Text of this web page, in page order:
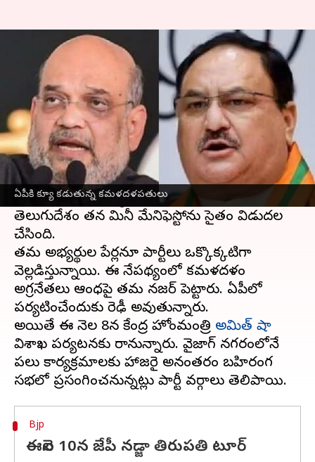
ఏపీకి క్యూ కడుతున్న కమళదళపతులు
ఏపీకి భాజపా అగ్రనేతల క్యూ..
ఆంధ్రలో పొలిటికల్ హీట్ షురూ
వ్రాసిన వారు TEJAVYAS BESTHA Jun 02, 2023 06:28 pm
ఈ వార్తాకథనం ఏంటి
ఆంధ్రప్రదేశ్లో సాధారణ ఎలక్షన్లకు కావాల్సినంత
సమయం ఉంది. అయినా రాష్ట్రంలో ఎన్నికల
సందడిషురూ అయ్యింది. ఇప్పటికే ప్రధాన ప్రతిపక్షం
తెలుగుదేశం తన మినీ మేనిఫెస్టోను సైతం విడుదల
చేసింది.
తమ అభ్యర్థుల పేర్లనూ పార్టీలు ఒక్కొక్కటిగా
వెల్లడిస్తున్నాయి. ఈ నేపథ్యంలో కమళదళం
అగ్రనేతలు ఆంధ్రపై తమ నజర్ పెట్టారు. ఏపీలో
పర్యటించేందుకు రెఢీ అవుతున్నారు.
అయితే ఈ నెల 8న కేంద్ర హోంమంత్రి అమిత్ షా
విశాఖ పర్యటనకు రానున్నారు. వైజాగ్ నగరంలోనే
పలు కార్యక్రమాలకు హాజరై అనంతరం బహిరంగ
Bjp
ఈనెల 10న జేపీ నడ్జా తిరుపతి టూర్